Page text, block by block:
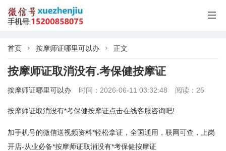

首页  按摩师证哪里可以办  正文
按摩师证取消没有.考保健按摩证
按摩师证哪里可以办 时间：2026-06-11 03:32:48 阅读：25
按摩师证取消没有*考保健按摩证点击在线客服咨询吧!
加手机号的微信送视频资料*轻松拿证，全国通用，联网可查，上岗
开店-从业必备*按摩师证取消没有*考保健按摩证